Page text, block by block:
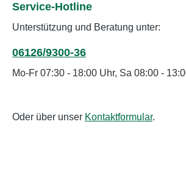
Service-Hotline
Unterstützung und Beratung unter:
06126/9300-36
Mo-Fr 07:30 - 18:00 Uhr, Sa 08:00 -
Oder über unser Kontaktformular.